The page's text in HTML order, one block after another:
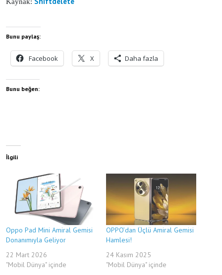
Bunu paylaş:
Facebook X Daha fazla
Bunu beğen:
İlgili
Oppo Pad Mini Amiral Gemisi
Donanımıyla Geliyor
22 Mart 2026
"Mobil Dünya" içinde
OPPO’dan Üçlü Amiral Gemisi
Hamlesi!
24 Kasım 2025
"Mobil Dünya" içinde